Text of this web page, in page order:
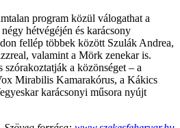
program közül válogathat a
hétvégéjén és karácsony
fellép többek között Szulák Andrea,
valamint a Mörk zenekar is.
a közönséget – a
Mirabilis Kamarakórus, a Kákics
karácsonyi műsora nyújt